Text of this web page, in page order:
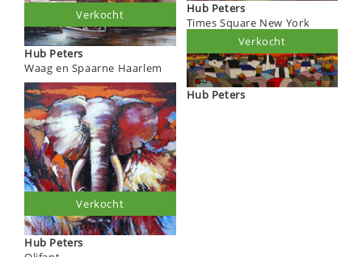
Hub Peters
Waag en Spaarne Haarlem
Verkocht
Hub Peters
Verkocht
Hub Peters
Times Square New York
Hub Peters
Verkocht